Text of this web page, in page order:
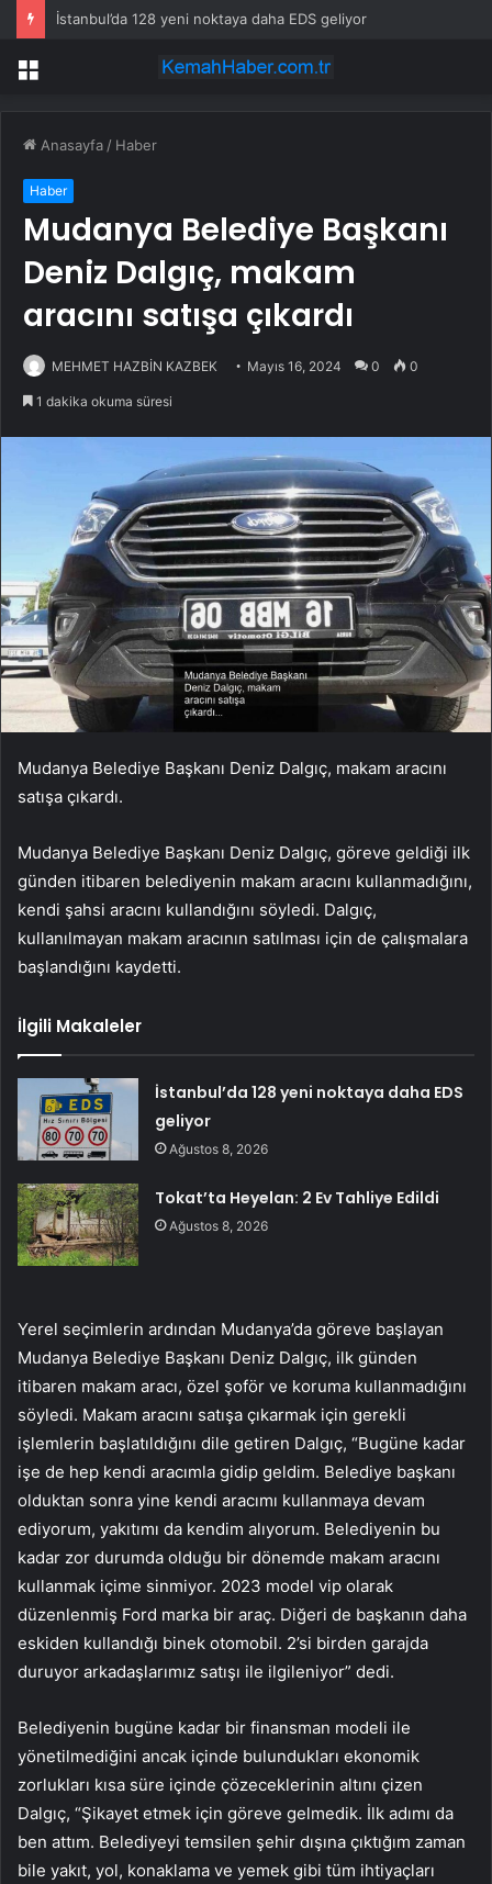
İstanbul’da 128 yeni noktaya daha EDS geliyor
Menü
Anasayfa / Haber
Haber
Mudanya Belediye Başkanı
Deniz Dalgıç, makam
aracını satışa çıkardı
MEHMET HAZBİN KAZBEK Mayıs 16, 2024 0 0
1 dakika okuma süresi
Mudanya Belediye Başkanı Deniz Dalgıç, makam aracını
satışa çıkardı.
Mudanya Belediye Başkanı Deniz Dalgıç, göreve geldiği ilk
günden itibaren belediyenin makam aracını kullanmadığını,
kendi şahsi aracını kullandığını söyledi. Dalgıç,
kullanılmayan makam aracının satılması için de çalışmalara
başlandığını kaydetti.
İlgili Makaleler
İstanbul’da 128 yeni noktaya daha EDS
geliyor
Ağustos 8, 2026
Tokat’ta Heyelan: 2 Ev Tahliye Edildi
Ağustos 8, 2026
Yerel seçimlerin ardından Mudanya’da göreve başlayan
Mudanya Belediye Başkanı Deniz Dalgıç, ilk günden
itibaren makam aracı, özel şoför ve koruma kullanmadığını
söyledi. Makam aracını satışa çıkarmak için gerekli
işlemlerin başlatıldığını dile getiren Dalgıç, “Bugüne kadar
işe de hep kendi aracımla gidip geldim. Belediye başkanı
olduktan sonra yine kendi aracımı kullanmaya devam
ediyorum, yakıtımı da kendim alıyorum. Belediyenin bu
kadar zor durumda olduğu bir dönemde makam aracını
kullanmak içime sinmiyor. 2023 model vip olarak
düzenlenmiş Ford marka bir araç. Diğeri de başkanın daha
eskiden kullandığı binek otomobil. 2’si birden garajda
duruyor arkadaşlarımız satışı ile ilgileniyor” dedi.
Belediyenin bugüne kadar bir finansman modeli ile
yönetilmediğini ancak içinde bulundukları ekonomik
zorlukları kısa süre içinde çözeceklerinin altını çizen
Dalgıç, “Şikayet etmek için göreve gelmedik. İlk adımı da
ben attım. Belediyeyi temsilen şehir dışına çıktığım zaman
bile yakıt, yol, konaklama ve yemek gibi tüm ihtiyaçları